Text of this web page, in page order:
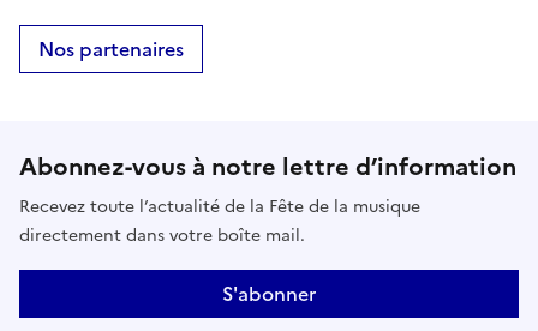
Nos partenaires
Abonnez-vous à notre lettre d’information
Recevez toute l’actualité de la Fête de la musique
directement dans votre boîte mail.
S'abonner